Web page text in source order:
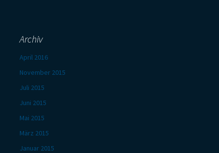
Archiv
April 2016
November 2015
Juli 2015
Juni 2015
Mai 2015
März 2015
Januar 2015